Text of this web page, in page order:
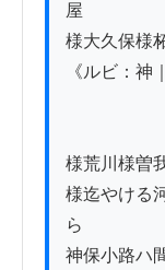
屋
様大久保様
《ルビ：神
様荒川様曽
様迄やける
ら
神保小路ハ